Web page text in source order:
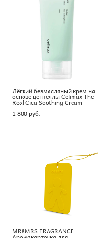
Лёгкий безмасляный крем на
основе центеллы Celimax The
Real Cica Soothing Cream
1 800 pуб.
MR&MRS FRAGRANCE